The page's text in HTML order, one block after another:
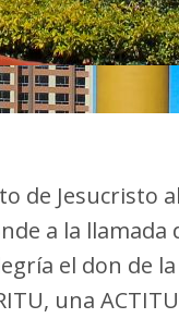
de Jesucristo
a la llamada
el don de
una